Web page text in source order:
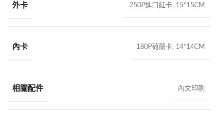
外卡 250P進口紅卡, 15*15CM
內卡 180P荷蘭卡, 14*14CM
相關配件 內文印刷